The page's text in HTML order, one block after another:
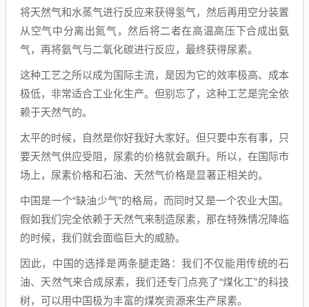
将天然气和水蒸气进行反应来获得氢气，然后再用空分装置
从空气中分离出氮气，然后将二者在高温高压下合成出氨
气，再将氨气与二氧化碳进行反应，最终获得尿素。
这种工艺之所以成为国际主流，是因为它的效率极高、成本
极低，非常适合工业化生产。但别忘了，这种工艺是完全依
赖于天然气的。
太平的时候，自然是你好我好大家好。但只要中东有事，只
要天然气供应受阻，尿素的价格就会飙升。所以，在国际市
场上，尿素价格和石油、天然气价格是显著正相关的。
中国是一个“缺油少气”的格局，而同时又是一个农业大国。
假如我们完全依赖于天然气来制造尿素，那在特殊情况降临
的时候，我们就会面临巨大的威胁。
因此，中国的选择是两条腿走路：我们不仅能用传统的石
油、天然气来合成尿素，我们还专门点亮了“煤化工”的科技
树，可以用中国极为丰富的煤炭资源来生产尿素。